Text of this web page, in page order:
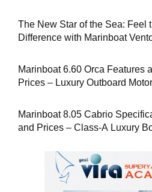
The New Star of the Sea: Feel
Difference with Marinboat
Marinboat 6.60 Orca Features
Prices – Luxury Outboard
Marinboat 8.05 Cabrio
and Prices – Class-A Luxury